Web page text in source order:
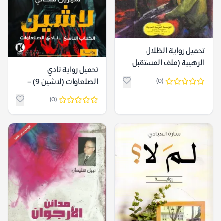
تحميل رواية الظلال
الرهيبة (ملف المستقبل
122) – نبيل فاروق
(0)
تحميل رواية نادي
الصلعاوات (لاشين 9) –
شيرين هنائي
(0)